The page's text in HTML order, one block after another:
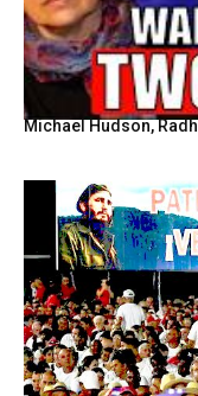
Michael Hudson,